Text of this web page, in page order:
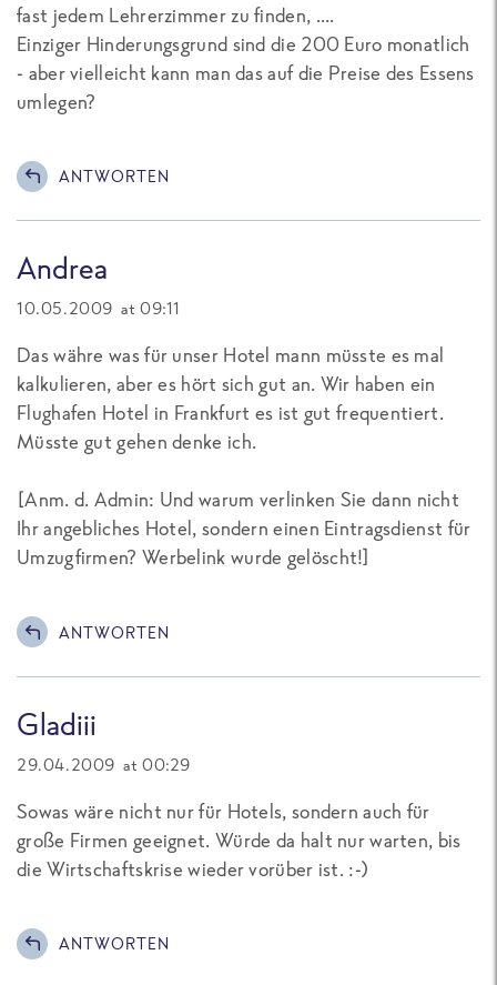
fast jedem Lehrerzimmer zu finden, ....
Einziger Hinderungsgrund sind die 200 Euro monatlich
- aber vielleicht kann man das auf die Preise des Essens
umlegen?
ANTWORTEN
Andrea
10.05.2009 at 09:11
Das währe was für unser Hotel mann müsste es mal
kalkulieren, aber es hört sich gut an. Wir haben ein
Flughafen Hotel in Frankfurt es ist gut frequentiert.
Müsste gut gehen denke ich.
[Anm. d. Admin: Und warum verlinken Sie dann nicht
Ihr angebliches Hotel, sondern einen Eintragsdienst für
Umzugfirmen? Werbelink wurde gelöscht!]
ANTWORTEN
Gladiii
29.04.2009 at 00:29
Sowas wäre nicht nur für Hotels, sondern auch für
große Firmen geeignet. Würde da halt nur warten, bis
die Wirtschaftskrise wieder vorüber ist. :-)
ANTWORTEN